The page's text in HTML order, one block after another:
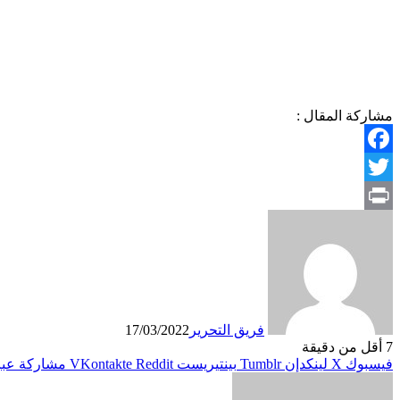
مشاركة المقال :
Facebook
Twitter
فريق التحرير 17/03/2022
7 أقل من دقيقة
فيسبوك X لينكدإن بينتيريست مشاركة